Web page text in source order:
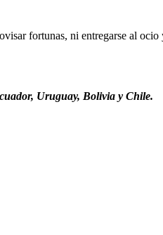
fortunas, ni entregarse al
Uruguay, Bolivia y Chile.